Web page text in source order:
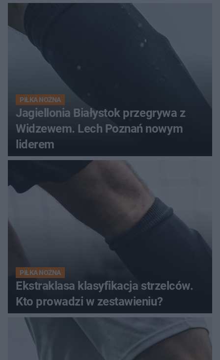
PIŁKA NOŻNA
Jagiellonia Białystok przegrywa z
Widzewem. Lech Poznań nowym
liderem
PIŁKA NOŻNA
Ekstraklasa klasyfikacja strzelców.
Kto prowadzi w zestawieniu?